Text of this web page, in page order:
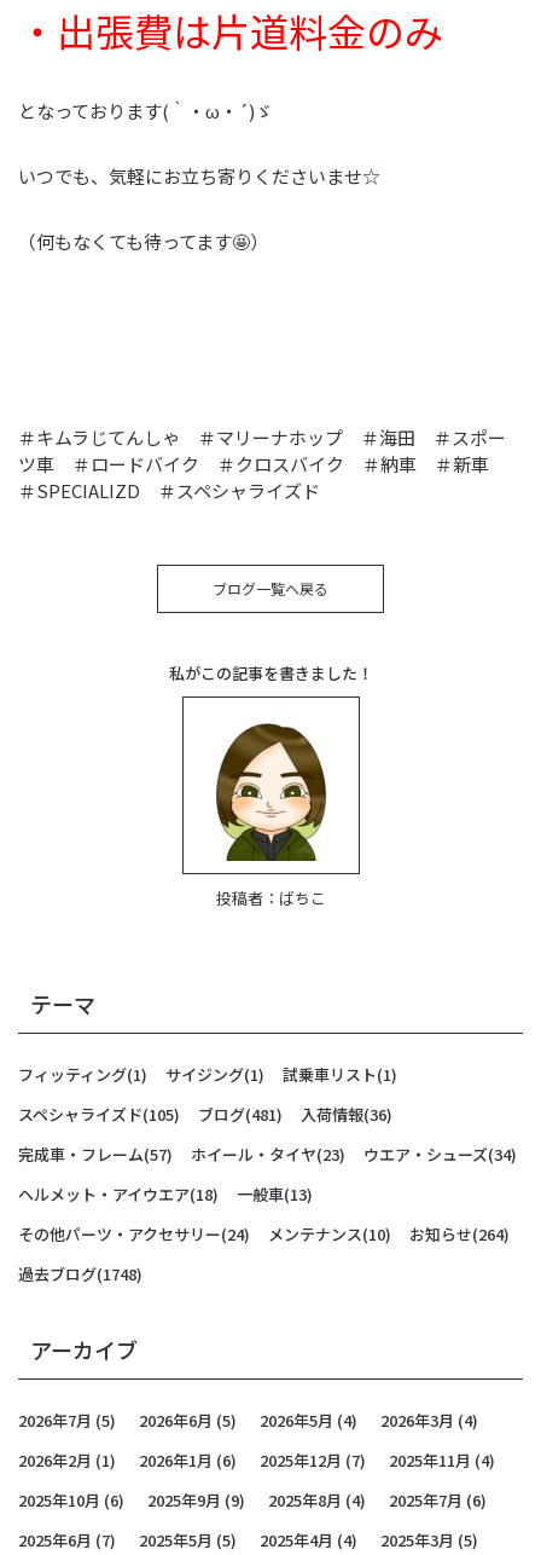
・出張費は片道料金のみ
となっております(｀・ω・´)ゞ
いつでも、気軽にお立ち寄りくださいませ☆
（何もなくても待ってます🤩）
＃キムラじてんしゃ ＃マリーナホップ ＃海田 ＃スポー
ツ車 ＃ロードバイク ＃クロスバイク ＃納車 ＃新車
＃SPECIALIZD ＃スペシャライズド
ブログ一覧へ戻る
私がこの記事を書きました！
投稿者： ばちこ
テーマ
フィッティング(1) サイジング(1) 試乗車リスト(1)
スペシャライズド(105) ブログ(481) 入荷情報(36)
完成車・フレーム(57) ホイール・タイヤ(23) ウエア・シューズ(34)
ヘルメット・アイウエア(18) 一般車(13)
その他パーツ・アクセサリー(24) メンテナンス(10) お知らせ(264)
過去ブログ(1748)
アーカイブ
2026年7月 (5) 2026年6月 (5) 2026年5月 (4) 2026年3月 (4)
2026年2月 (1) 2026年1月 (6) 2025年12月 (7) 2025年11月 (4)
2025年10月 (6) 2025年9月 (9) 2025年8月 (4) 2025年7月 (6)
2025年6月 (7) 2025年5月 (5) 2025年4月 (4) 2025年3月 (5)